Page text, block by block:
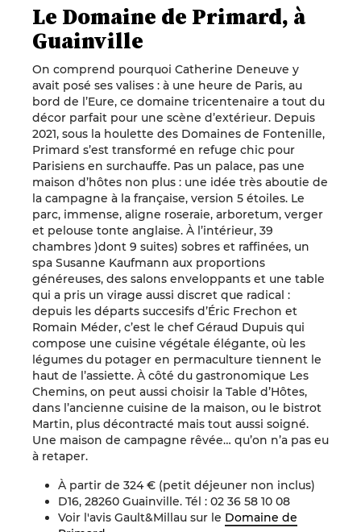
Le Domaine de Primard, à
Guainville
On comprend pourquoi Catherine Deneuve y
avait posé ses valises : à une heure de Paris, au
bord de l’Eure, ce domaine tricentenaire a tout du
décor parfait pour une scène d’extérieur. Depuis
2021, sous la houlette des Domaines de Fontenille,
Primard s’est transformé en refuge chic pour
Parisiens en surchauffe. Pas un palace, pas une
maison d’hôtes non plus : une idée très aboutie de
la campagne à la française, version 5 étoiles. Le
parc, immense, aligne roseraie, arboretum, verger
et pelouse tonte anglaise. À l’intérieur, 39
chambres )dont 9 suites) sobres et raffinées, un
spa Susanne Kaufmann aux proportions
généreuses, des salons enveloppants et une table
qui a pris un virage aussi discret que radical :
depuis les départs succesifs d’Éric Frechon et
Romain Méder, c’est le chef Géraud Dupuis qui
compose une cuisine végétale élégante, où les
légumes du potager en permaculture tiennent le
haut de l’assiette. À côté du gastronomique Les
Chemins, on peut aussi choisir la Table d’Hôtes,
dans l’ancienne cuisine de la maison, ou le bistrot
Martin, plus décontracté mais tout aussi soigné.
Une maison de campagne rêvée… qu’on n’a pas eu
à retaper.
À partir de 324 € (petit déjeuner non inclus)
D16, 28260 Guainville. Tél : 02 36 58 10 08
Voir l'avis Gault&Millau sur le Domaine de